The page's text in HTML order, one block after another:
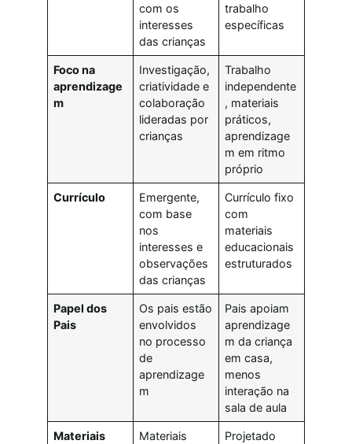
com os
interesses
das crianças
trabalho
específicas
Foco na
aprendizage
m
Investigação,
criatividade e
colaboração
lideradas por
crianças
Trabalho
independente
, materiais
práticos,
aprendizage
m em ritmo
próprio
Currículo
Emergente,
com base
nos
interesses e
observações
das crianças
Currículo fixo
com
materiais
educacionais
estruturados
Papel dos
Pais
Os pais estão
envolvidos
no processo
de
aprendizage
m
Pais apoiam
aprendizage
m da criança
em casa,
menos
interação na
sala de aula
Materiais
Materiais
Projetado